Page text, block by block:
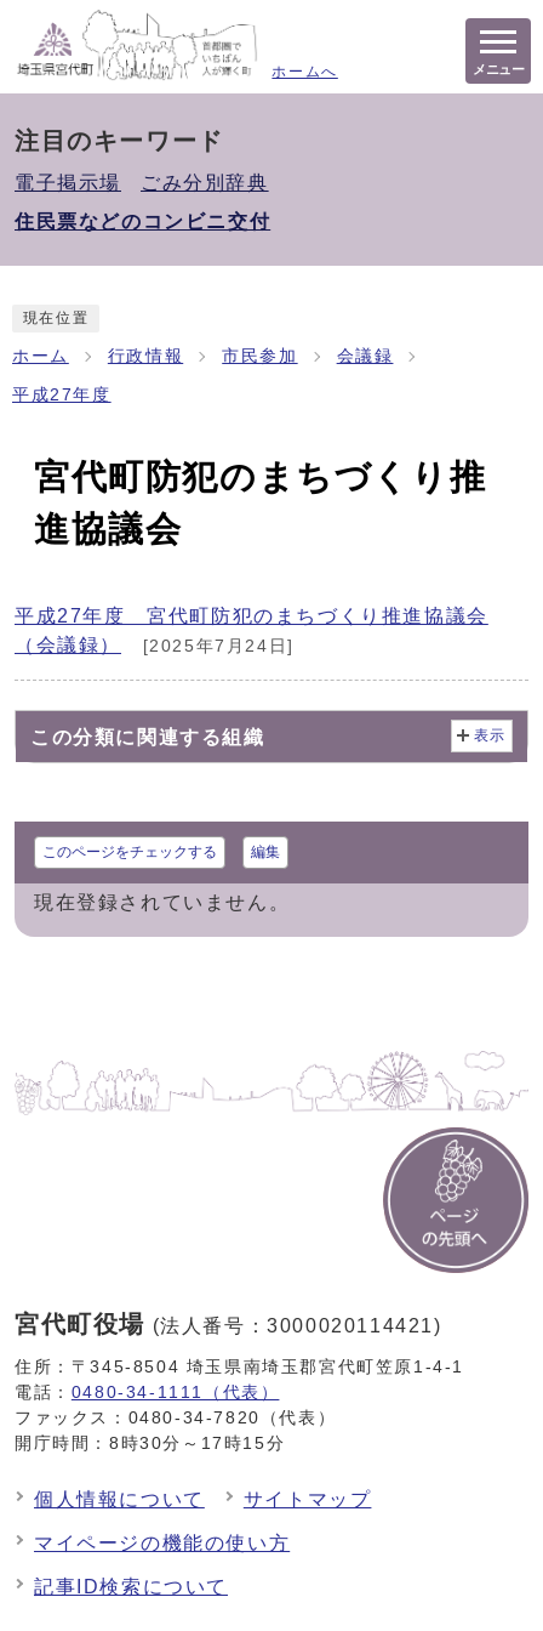
ホームへ メニュー
注目のキーワード
電子掲示場
ごみ分別辞典
住民票などのコンビニ交付
現在位置
ホーム 行政情報 市民参加 会議録
平成27年度
宮代町防犯のまちづくり推
進協議会
平成27年度 宮代町防犯のまちづくり推進協議会
（会議録）
[2025年7月24日]
この分類に関連する組織 表示
このページをチェックする 編集
現在登録されていません。
宮代町役場 (法人番号：3000020114421)
住所：〒345-8504 埼玉県南埼玉郡宮代町笠原1-4-1
電話： 0480-34-1111（代表）
ファックス：0480-34-7820（代表）
開庁時間：8時30分～17時15分
個人情報について サイトマップ
マイページの機能の使い方
記事ID検索について